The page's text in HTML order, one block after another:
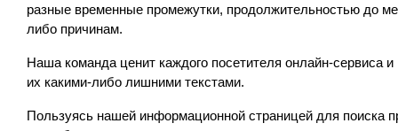
разные временные промежутки, продолжительностью до
либо причинам.
Наша команда ценит каждого посетителя онлайн-сервиса
их какими-либо лишними текстами.
Пользуясь нашей информационной страницей для поиска